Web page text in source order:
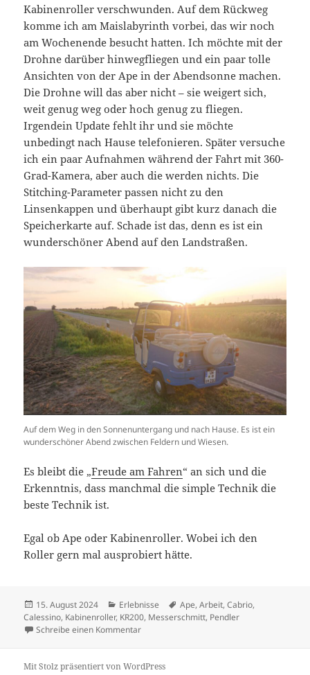
Kabinenroller verschwunden. Auf dem Rückweg
komme ich am Maislabyrinth vorbei, das wir noch
am Wochenende besucht hatten. Ich möchte mit der
Drohne darüber hinwegfliegen und ein paar tolle
Ansichten von der Ape in der Abendsonne machen.
Die Drohne will das aber nicht – sie weigert sich,
weit genug weg oder hoch genug zu fliegen.
Irgendein Update fehlt ihr und sie möchte
unbedingt nach Hause telefonieren. Später versuche
ich ein paar Aufnahmen während der Fahrt mit 360-
Grad-Kamera, aber auch die werden nichts. Die
Stitching-Parameter passen nicht zu den
Linsenkappen und überhaupt gibt kurz danach die
Speicherkarte auf. Schade ist das, denn es ist ein
wunderschöner Abend auf den Landstraßen.
Auf dem Weg in den Sonnenuntergang und nach Hause. Es ist ein
wunderschöner Abend zwischen Feldern und Wiesen.
Es bleibt die „Freude am Fahren“ an sich und die
Erkenntnis, dass manchmal die simple Technik die
beste Technik ist.
Egal ob Ape oder Kabinenroller. Wobei ich den
Roller gern mal ausprobiert hätte.
Veröffentlicht
am
15. August 2024 Kategorien
Erlebnisse Schlagwörter
Ape,Arbeit,Cabrio,
Calessino, Kabinenroller, KR200, Messerschmitt, Pendler
Schreibe einen Kommentarzu Arbeitsbienchen
Mit Stolz präsentiert von WordPress